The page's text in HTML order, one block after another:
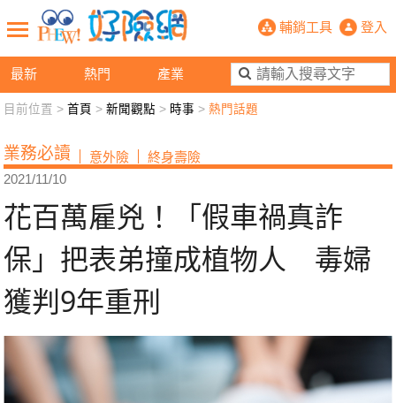
最新 熱門 產業
花百萬雇兇！「假車禍真詐保」
輔銷工具 登入
新聞觀點 業務交流 好險懂生活
退休先準備 好險學堂 輔銷工具 活動專區
目前位置 >首頁 >新聞觀點 > 時事 >熱門話題
業務必讀 意外險 終身壽險
2021/11/10
花百萬雇兇！「假車禍真詐
保」把表弟撞成植物人 毒婦
獲判9年重刑